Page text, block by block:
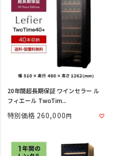
20年間超長期保証 ワインセラー ル
フィエール TwoTim...
特別価格 260,000